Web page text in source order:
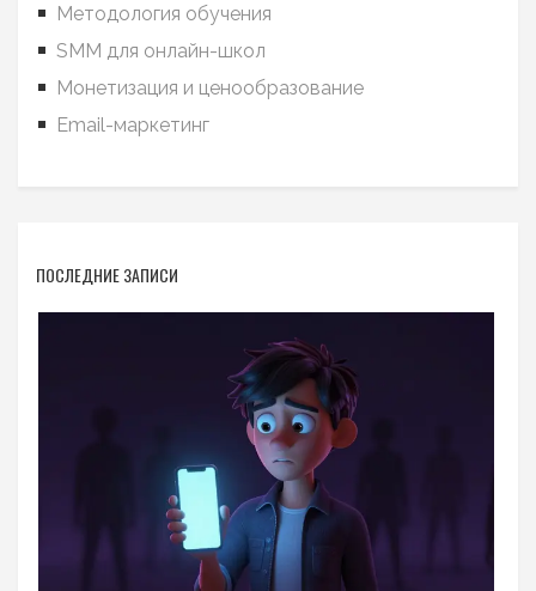
Методология обучения
SMM для онлайн-школ
Монетизация и ценообразование
Email-маркетинг
ПОСЛЕДНИЕ ЗАПИСИ